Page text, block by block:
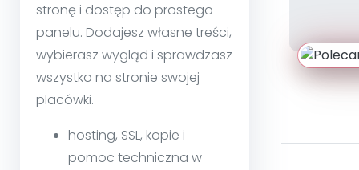
stronę i dostęp do prostego
panelu. Dodajesz własne treści,
wybierasz wygląd i sprawdzasz
wszystko na stronie swojej
placówki.
hosting, SSL, kopie i
pomoc techniczna w